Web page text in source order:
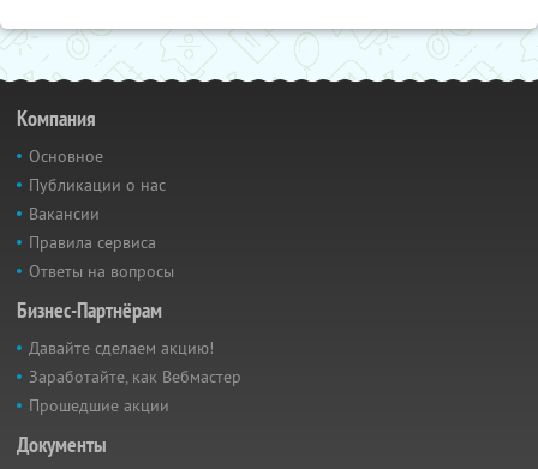
Компания
Основное
Публикации о нас
Вакансии
Правила сервиса
Ответы на вопросы
Бизнес-Партнёрам
Давайте сделаем акцию!
Заработайте, как Вебмастер
Прошедшие акции
Документы